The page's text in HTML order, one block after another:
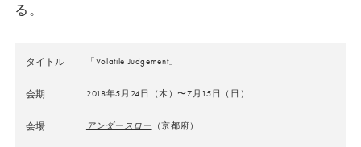
る。
タイトル 「Volatile Judgement」
会期 2018年5月24日（木）〜7月15日（日）
会場 アンダースロー （京都府）